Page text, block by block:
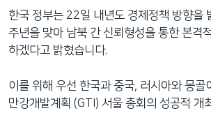
로
이
등
한국 정부는 22일 내년도 경제정책 방향을
주년을 맞아 남북 간 신뢰형성을 통한 본격
하겠다고 밝혔습니다.
이를 위해 우선 한국과 중국, 러시아와 몽골
만강개발계획 (GTI) 서울 총회의 성공적 개